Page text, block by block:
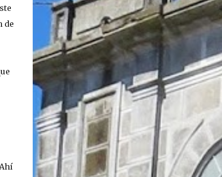
de
En concreto, las personas podrán acceder a
su carnet y/o pasaporte en una aplicación
móvil del Registro Civil, la cual estará
disponible en iOS y Android. El director del
Registro Civil, Omar Morales, detalló que
"quien renueve a partir del 16 de diciembre,
va a poder sacar cédula de identidad digital
y pasaporte digital. Van a tener la
funcionalidad en su celular a partir de una
app especial, que va a permitir que a través
de pruebas de vida se asegure que la
persona es quien dice ser". Morales también
detalló, en el matinal "Mucho Gusto" de
Mega, las importantes medidas de